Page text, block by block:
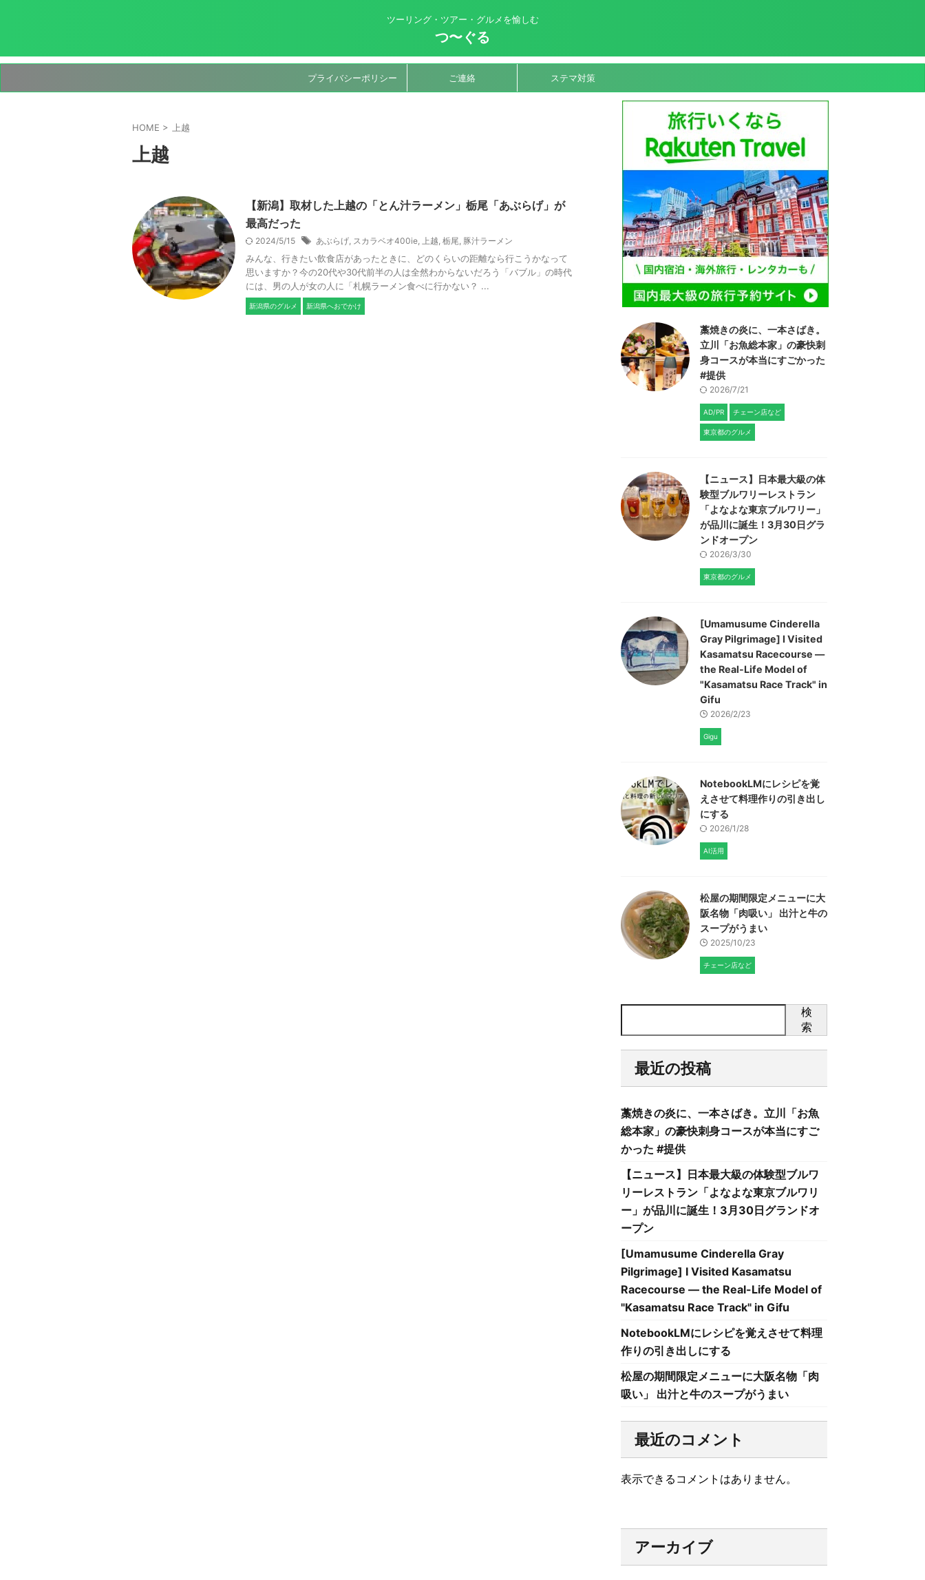
ツーリング・ツアー・グルメを愉しむ
つ〜ぐる
プライバシーポリシー ご連絡 ステマ対策
HOME > 上越
上越
【新潟】取材した上越の「とん汁ラーメン」栃尾「あぶらげ」が
最高だった
2024/5/15 あぶらげ, スカラベオ400ie, 上越, 栃尾, 豚汁ラーメン
みんな、行きたい飲食店があったときに、どのくらいの距離なら行こうかなって
思いますか？今の20代や30代前半の人は全然わからないだろう「バブル」の時代
には、男の人が女の人に「札幌ラーメン食べに行かない？ ...
新潟県のグルメ 新潟県へおでかけ
藁焼きの炎に、一本さばき。
立川「お魚総本家」の豪快刺
身コースが本当にすごかった
#提供
2026/7/21
AD/PR チェーン店など
東京都のグルメ
【ニュース】日本最大級の体
験型ブルワリーレストラン
「よなよな東京ブルワリー」
が品川に誕生！3月30日グラ
ンドオープン
2026/3/30
東京都のグルメ
[Umamusume Cinderella
Gray Pilgrimage] I Visited
Kasamatsu Racecourse —
the Real-Life Model of
"Kasamatsu Race Track" in
Gifu
2026/2/23
Gigu
NotebookLMにレシピを覚
えさせて料理作りの引き出し
にする
2026/1/28
AI活用
松屋の期間限定メニューに大
阪名物「肉吸い」 出汁と牛の
スープがうまい
2025/10/23
チェーン店など
検
索
最近の投稿
藁焼きの炎に、一本さばき。立川「お魚
総本家」の豪快刺身コースが本当にすご
かった #提供
【ニュース】日本最大級の体験型ブルワ
リーレストラン「よなよな東京ブルワリ
ー」が品川に誕生！3月30日グランドオ
ープン
[Umamusume Cinderella Gray
Pilgrimage] I Visited Kasamatsu
Racecourse — the Real-Life Model of
"Kasamatsu Race Track" in Gifu
NotebookLMにレシピを覚えさせて料理
作りの引き出しにする
松屋の期間限定メニューに大阪名物「肉
吸い」 出汁と牛のスープがうまい
最近のコメント
表示できるコメントはありません。
アーカイブ